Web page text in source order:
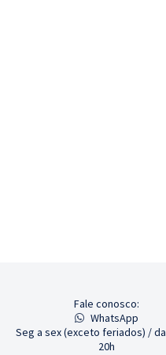
Fale conosco:
WhatsApp
Seg a sex (exceto feriados) /
20h